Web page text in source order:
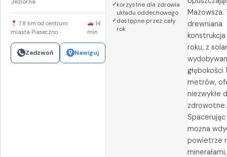
7.8 km od centrum
miasta Piaseczno
14
min
Zadzwoń Nawiguj
korzystne dla zdrowia
układu oddechowego
dostępne przez cały
rok
Mazowsza.
drewniana
konstrukcja
roku, z
głębokości
metrów,
niezwykłe
zdrowotne.
Spacerując
można
powietrze